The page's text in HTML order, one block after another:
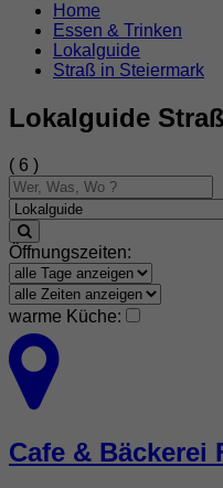
Home
Essen & Trinken
Lokalguide
Straß in Steiermark
Lokalguide
( 6 )
Öffnungszeiten:
warme Küche:
Cafe & Bäckerei